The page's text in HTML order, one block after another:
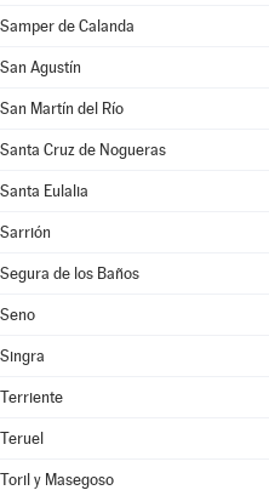
Samper de Calanda
San Agustín
San Martín del Río
Santa Cruz de Nogueras
Santa Eulalia
Sarrión
Segura de los Baños
Seno
Singra
Terriente
Teruel
Toril y Masegoso